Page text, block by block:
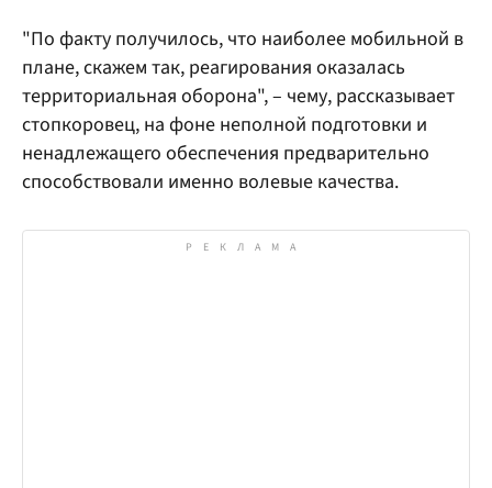
"По факту получилось, что наиболее мобильной в
плане, скажем так, реагирования оказалась
территориальная оборона", – чему, рассказывает
стопкоровец, на фоне неполной подготовки и
ненадлежащего обеспечения предварительно
способствовали именно волевые качества.